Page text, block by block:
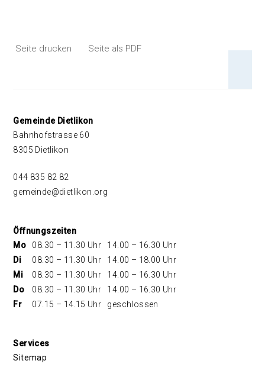
Seite drucken Seite als PDF
Footer
Gemeinde Dietlikon
Bahnhofstrasse 60
8305 Dietlikon
044 835 82 82
gemeinde@dietlikon.org
Öffnungszeiten
Mo
08.30 – 11.30 Uhr
14.00 – 16.30 Uhr
Di
08.30 – 11.30 Uhr
14.00 – 18.00 Uhr
Mi
08.30 – 11.30 Uhr
14.00 – 16.30 Uhr
Do
08.30 – 11.30 Uhr
14.00 – 16.30 Uhr
Fr
07.15 – 14.15 Uhr geschlossen
Services
Sitemap